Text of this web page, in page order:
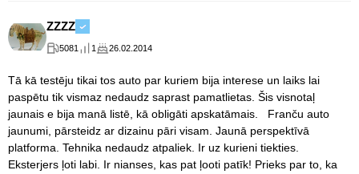
ZZZZ
5081 1 26.02.2014
Tā kā testēju tikai tos auto par kuriem bija interese un laiks lai
paspētu tik vismaz nedaudz saprast pamatlietas. Šis visnotaļ
jaunais e bija manā listē, kā obligāti apskatāmais. Franču auto
jaunumi, pārsteidz ar dizainu pāri visam. Jaunā perspektīvā
platforma. Tehnika nedaudz atpaliek. Ir uz kurieni tiekties.
Eksterjers ļoti labi. Ir nianses, kas pat ļooti patīk! Prieks par to, ka